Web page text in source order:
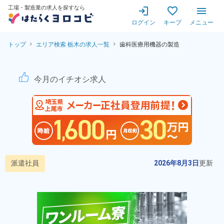
工場・製造業の求人を探すなら
ログイン キープ メニュー
トップ エリア検索 栃木の求人一覧 歯科医療用機器の製造
歯科医療用機器の製造！20
今月のイチオシ求人
派遣社員 2026年8月3日更新